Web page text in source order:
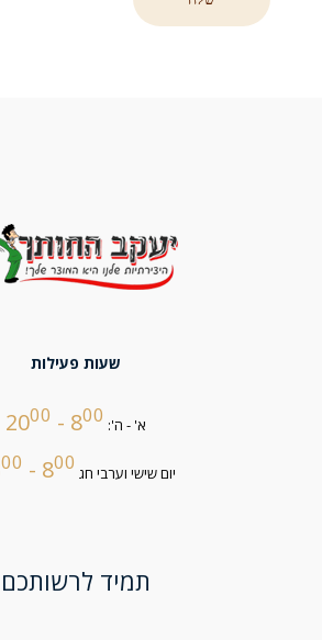
שעות פעילות
א' - ה': 800
- 20
00
יום שישי וערבי חג 800
- 13
00
תמיד לרשותכם